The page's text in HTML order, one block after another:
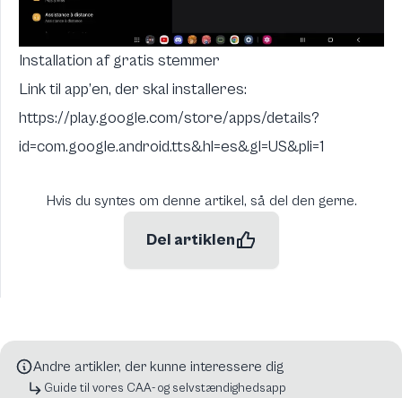
Installation af gratis stemmer
Link til app’en, der skal installeres:
https://play.google.com/store/apps/details?
id=com.google.android.tts&hl=es&gl=US&pli=1
Hvis du syntes om denne artikel, så del den gerne.
Del artiklen
Andre artikler, der kunne interessere dig
Guide til vores CAA- og selvstændighedsapp